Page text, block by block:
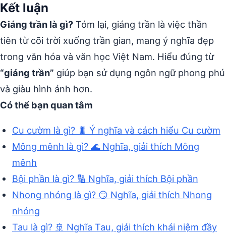
Kết luận
Giáng trần là gì? Tóm lại, giáng trần là việc thần
tiên từ cõi trời xuống trần gian, mang ý nghĩa đẹp
trong văn hóa và văn học Việt Nam. Hiểu đúng từ
“giáng trần” giúp bạn sử dụng ngôn ngữ phong phú
và giàu hình ảnh hơn.
Có thể bạn quan tâm
Cu cườm là gì? 🐛 Ý nghĩa và cách hiểu Cu cườm
Mông mênh là gì? 🌊 Nghĩa, giải thích Mông
mênh
Bội phần là gì? 🔢 Nghĩa, giải thích Bội phần
Nhong nhóng là gì? 😏 Nghĩa, giải thích Nhong
nhóng
Tau là gì? 🚢 Nghĩa Tau, giải thích khái niệm đầy